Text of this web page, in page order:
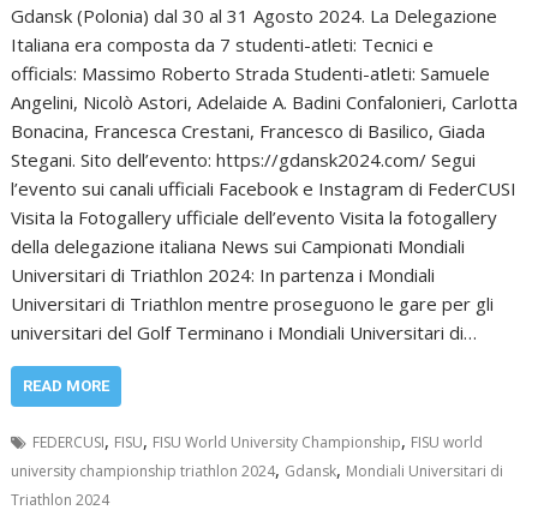
Gdansk (Polonia) dal 30 al 31 Agosto 2024. La Delegazione
Italiana era composta da 7 studenti-atleti: Tecnici e
officials: Massimo Roberto Strada Studenti-atleti: Samuele
Angelini, Nicolò Astori, Adelaide A. Badini Confalonieri, Carlotta
Bonacina, Francesca Crestani, Francesco di Basilico, Giada
Stegani. Sito dell’evento: https://gdansk2024.com/ Segui
l’evento sui canali ufficiali Facebook e Instagram di FederCUSI
Visita la Fotogallery ufficiale dell’evento Visita la fotogallery
della delegazione italiana News sui Campionati Mondiali
Universitari di Triathlon 2024: In partenza i Mondiali
Universitari di Triathlon mentre proseguono le gare per gli
universitari del Golf Terminano i Mondiali Universitari di…
READ MORE
FEDERCUSI, FISU, FISU World University Championship, FISU world
university championship triathlon 2024, Gdansk, Mondiali Universitari di
Triathlon 2024